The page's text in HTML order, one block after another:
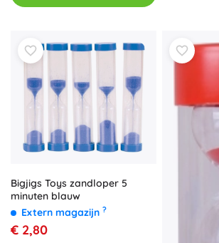
Bigjigs Toys zandloper 5
minuten blauw
Extern magazijn ?
€ 2,80